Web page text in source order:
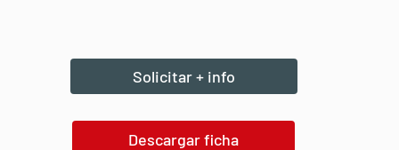
Solicitar + info
Descargar ficha